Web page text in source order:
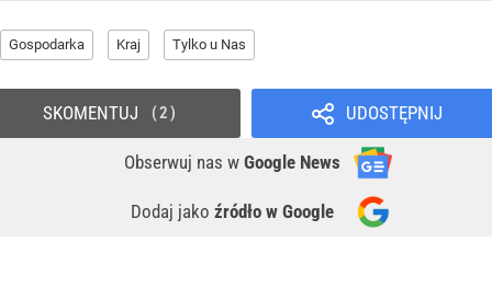
Gospodarka Kraj Tylko u Nas
UDOSTĘPNIJ
Obserwuj nas w Google News
Dodaj jako źródło w Google
SKOMENTUJ 2